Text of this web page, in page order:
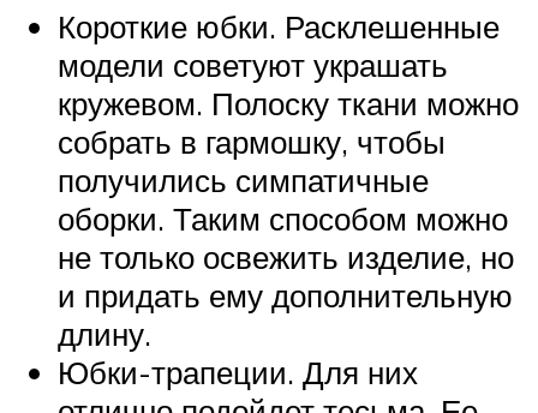
Короткие юбки. Расклешенные
модели советуют украшать
кружевом. Полоску ткани можно
собрать в гармошку, чтобы
получились симпатичные
оборки. Таким способом можно
не только освежить изделие, но
и придать ему дополнительную
длину.
Юбки-трапеции. Для них